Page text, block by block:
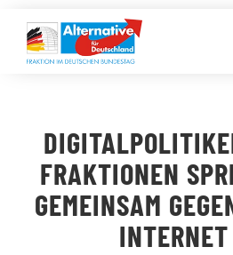
Inhalt
springen
LANDESGRUPPEN
VERANSTALTUNGEN
FRAKTIONEN
GEMEINSAM